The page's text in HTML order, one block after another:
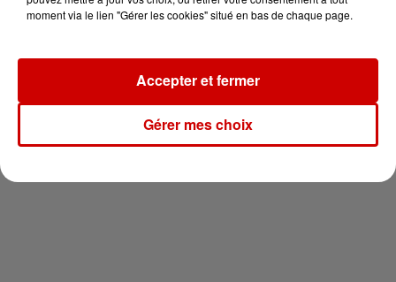
Newsletter
moment via le lien "Gérer les cookies" situé en bas de chaque page.
Gérer mes choix
Accepter et fermer